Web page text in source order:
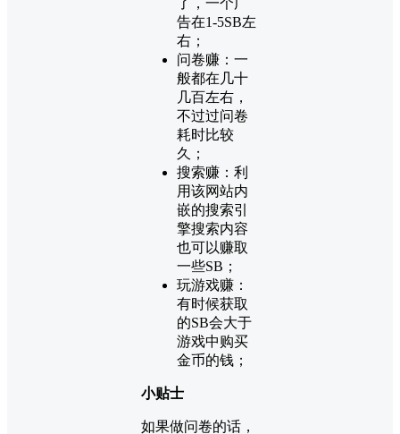
了，一个广
告在1-5SB左
右；
问卷赚：一
般都在几十
几百左右，
不过过问卷
耗时比较
久；
搜索赚：利
用该网站内
嵌的搜索引
擎搜索内容
也可以赚取
一些SB；
玩游戏赚：
有时候获取
的SB会大于
游戏中购买
金币的钱；
小贴士
如果做问卷的话，